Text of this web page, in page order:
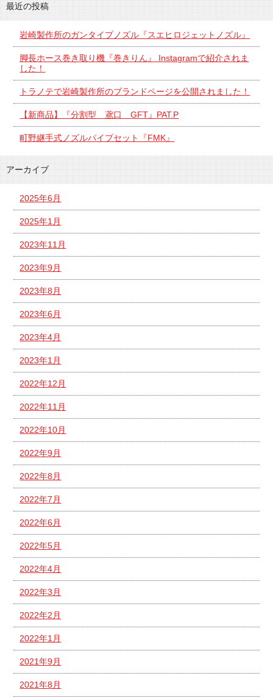
最近の投稿
岩崎製作所のガンタイプノズル『スエヒロジェットノズル』
脚長ホース巻き取り機『巻きりん』 Instagramで紹介されま
した！
トラノテで岩崎製作所のブランドページを公開されました！
【新商品】『分割型 鳶口 GFT』PAT.P
町野継手式ノズルパイプセット『FMK』
アーカイブ
2025年6月
2025年1月
2023年11月
2023年9月
2023年8月
2023年6月
2023年4月
2023年1月
2022年12月
2022年11月
2022年10月
2022年9月
2022年8月
2022年7月
2022年6月
2022年5月
2022年4月
2022年3月
2022年2月
2022年1月
2021年9月
2021年8月